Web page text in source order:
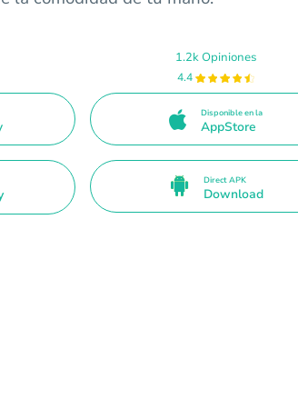
1.2k Opiniones
4.4
Disponible en la
AppStore
Direct APK
Download